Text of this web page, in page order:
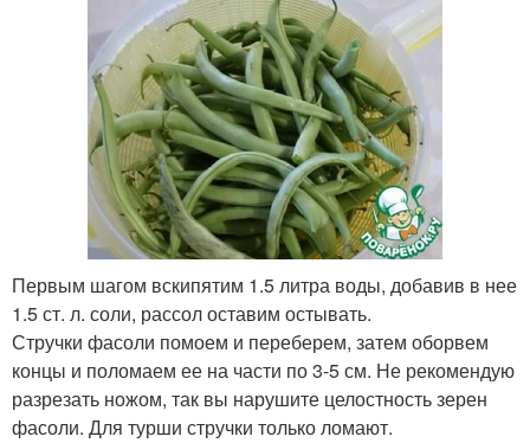
Первым шагом вскипятим 1.5 литра воды, добавив в нее
1.5 ст. л. соли, рассол оставим остывать.
Стручки фасоли помоем и переберем, затем оборвем
концы и поломаем ее на части по 3-5 см. Не рекомендую
разрезать ножом, так вы нарушите целостность зерен
фасоли. Для турши стручки только ломают.